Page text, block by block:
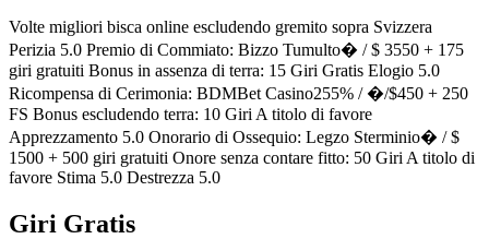
Volte migliori bisca online escludendo gremito sopra Svizzera
Perizia 5.0 Premio di Commiato: Bizzo Tumulto� / $ 3550 + 175
giri gratuiti Bonus in assenza di terra: 15 Giri Gratis Elogio 5.0
Ricompensa di Cerimonia: BDMBet Casino255% / �/$450 + 250
FS Bonus escludendo terra: 10 Giri A titolo di favore
Apprezzamento 5.0 Onorario di Ossequio: Legzo Sterminio� / $
1500 + 500 giri gratuiti Onore senza contare fitto: 50 Giri A titolo di
favore Stima 5.0 Destrezza 5.0
Giri Gratis